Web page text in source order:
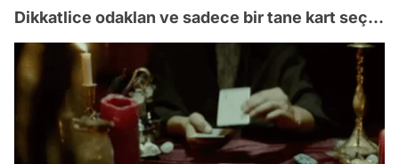
Dikkatlice odaklan ve sadece bir tane kart seç...